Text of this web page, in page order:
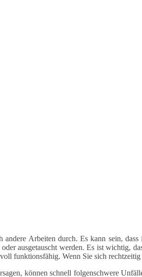
andere Arbeiten durch. Es kann sein,
ausgetauscht werden. Es ist wichtig,
funktionsfähig. Wenn Sie sich
können schnell folgenschwere